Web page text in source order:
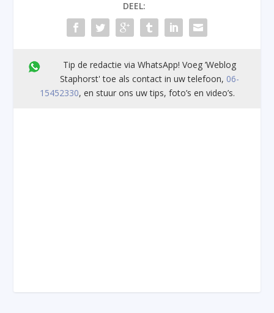
DEEL:
Tip de redactie via WhatsApp! Voeg ’Weblog
Staphorst' toe als contact in uw telefoon, 06-
15452330, en stuur ons uw tips, foto’s en video’s.